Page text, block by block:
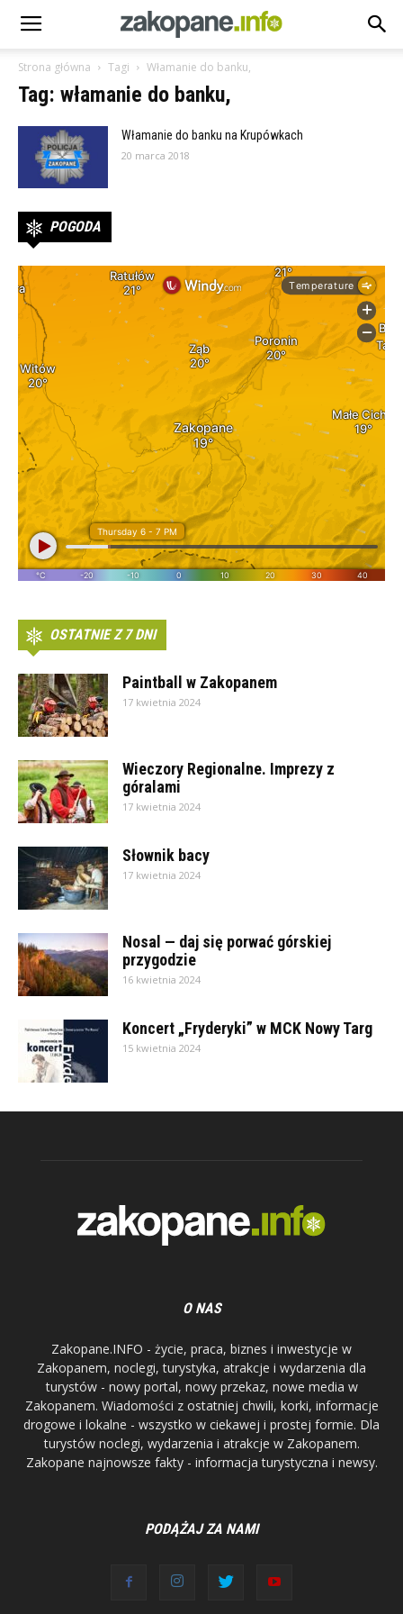
Strona główna Tagi Włamanie do banku,
Tag: włamanie do banku,
Włamanie do banku na Krupówkach
20 marca 2018
POGODA
OSTATNIE Z 7 DNI
Paintball w Zakopanem
17 kwietnia 2024
Wieczory Regionalne. Imprezy z
góralami
17 kwietnia 2024
Słownik bacy
17 kwietnia 2024
Nosal — daj się porwać górskiej
przygodzie
16 kwietnia 2024
Koncert „Fryderyki” w MCK Nowy Targ
15 kwietnia 2024
O NAS
Zakopane.INFO - życie, praca, biznes i inwestycje w
Zakopanem, noclegi, turystyka, atrakcje i wydarzenia dla
turystów - nowy portal, nowy przekaz, nowe media w
Zakopanem. Wiadomości z ostatniej chwili, korki, informacje
drogowe i lokalne - wszystko w ciekawej i prostej formie. Dla
turystów noclegi, wydarzenia i atrakcje w Zakopanem.
Zakopane najnowsze fakty - informacja turystyczna i newsy.
PODĄŻAJ ZA NAMI